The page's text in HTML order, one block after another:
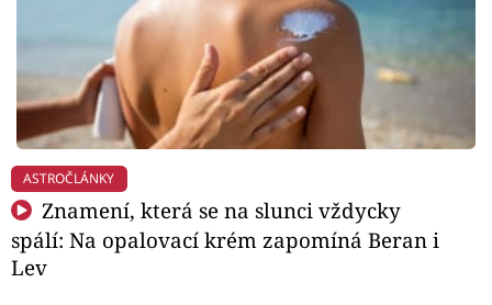
ASTROČLÁNKY
Znamení, která se na slunci vždycky
spálí: Na opalovací krém zapomíná Beran i
Lev